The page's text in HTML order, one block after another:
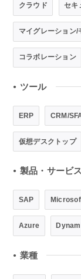
クラウド セキ
マイグレーション
コラボレーション
● ツール
ERP CRM/
仮想デスクトップ
● 製品・サービス
SAP
Azure
● 業種